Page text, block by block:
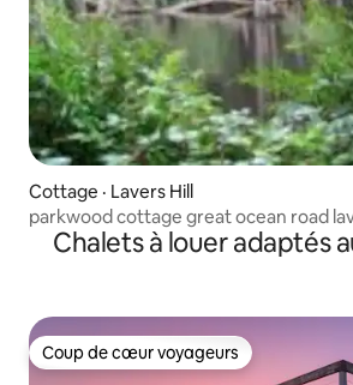
Cottage · Lavers Hill
parkwood cottage great ocean road
Chalets à louer adaptés
Coup de cœur voyageurs
Coup de cœur voyageurs